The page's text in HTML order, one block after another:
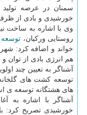
سمنان در عرصه
خورشیدی و بادی از
روستایی وركیان، توسعه
خواند و اضافه كرد:
هم انرژی بادی از توان
آشناگر به تعیین چند
توسعه كشت های
های هشتگانه توسعه ی
آشناگر با اشاره به
خورشیدی تصریح كرد: